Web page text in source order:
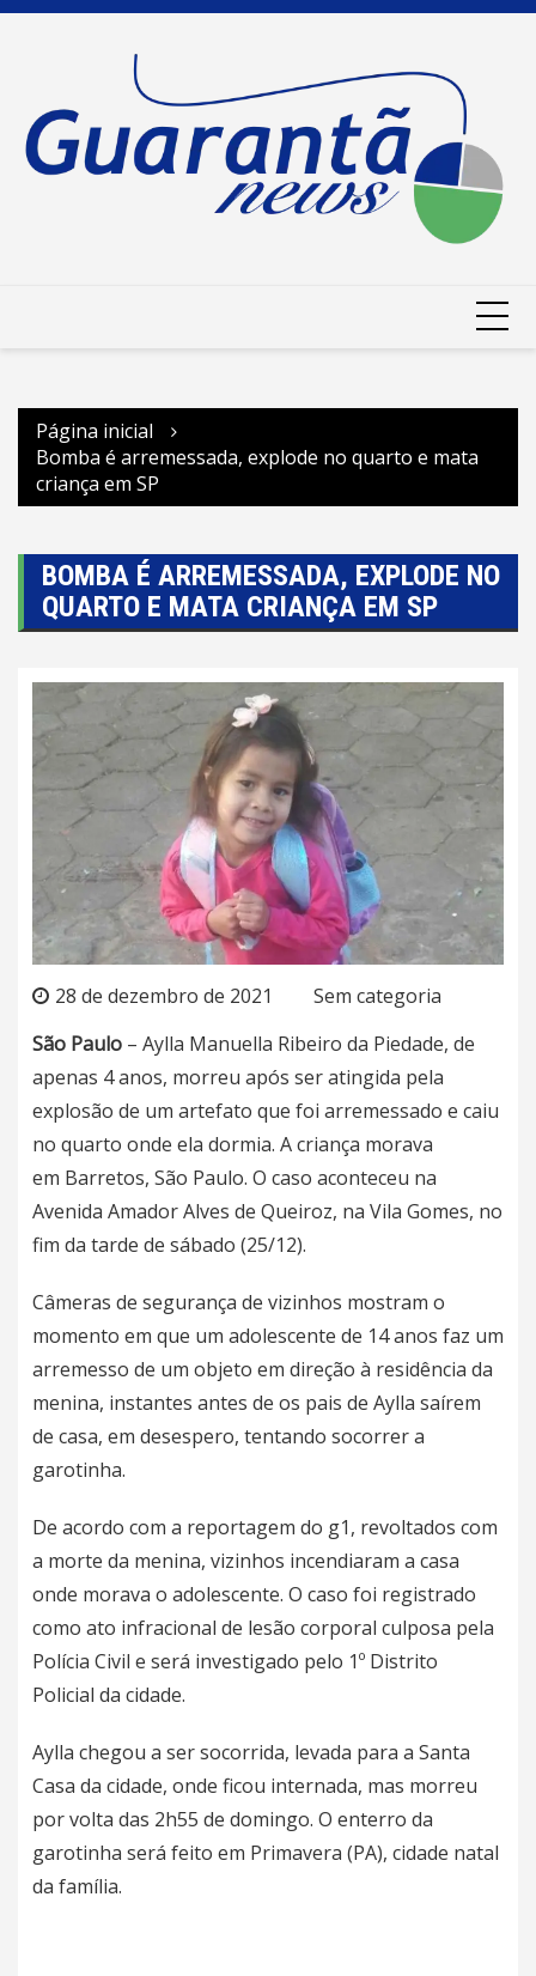
Ir
Página inicial
Bomba é arremessada, explode no quarto e mata
criança em SP
BOMBA É ARREMESSADA, EXPLODE NO
QUARTO E MATA CRIANÇA EM SP
28 de dezembro de 2021
Sem categoria
São Paulo – Aylla Manuella Ribeiro da Piedade, de
apenas 4 anos, morreu após ser atingida pela
explosão de um artefato que foi arremessado e caiu
no quarto onde ela dormia. A criança morava
em Barretos, São Paulo. O caso aconteceu na
Avenida Amador Alves de Queiroz, na Vila Gomes, no
fim da tarde de sábado (25/12).
Câmeras de segurança de vizinhos mostram o
momento em que um adolescente de 14 anos faz um
arremesso de um objeto em direção à residência da
menina, instantes antes de os pais de Aylla saírem
de casa, em desespero, tentando socorrer a
garotinha.
De acordo com a reportagem do g1, revoltados com
a morte da menina, vizinhos incendiaram a casa
onde morava o adolescente. O caso foi registrado
como ato infracional de lesão corporal culposa pela
Polícia Civil e será investigado pelo 1º Distrito
Policial da cidade.
Aylla chegou a ser socorrida, levada para a Santa
Casa da cidade, onde ficou internada, mas morreu
por volta das 2h55 de domingo. O enterro da
garotinha será feito em Primavera (PA), cidade natal
da família.